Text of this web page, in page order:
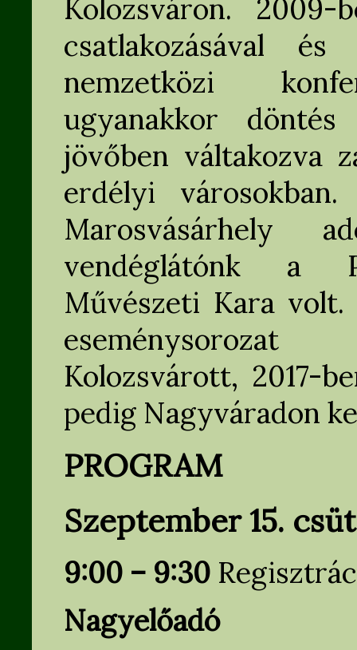
Kolozsváron.
csatlakozásával
nemzetközi
ugyanakkor
jövőben váltakozva
erdélyi városokban.
Marosvásárhely
vendéglátónk a
Művészeti Kara volt.
Kolozsvárott, 2017-
pedig Nagyváradon
PROGRAM
Szeptember 15.
9:00 – 9:30
Nagyelőadó